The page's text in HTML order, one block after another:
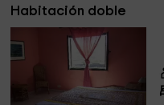
Habitación doble